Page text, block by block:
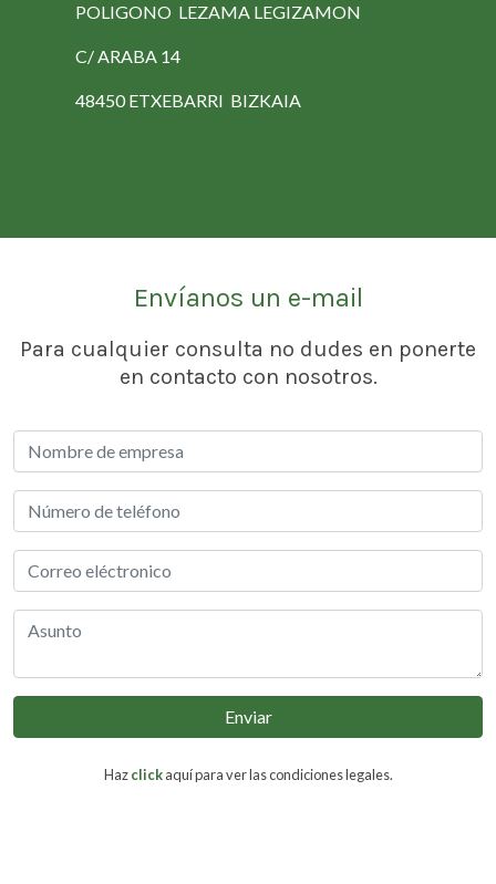
POLIGONO LEZAMA LEGIZAMON
C/ ARABA 14
48450 ETXEBARRI BIZKAIA
Envíanos un e-mail
Para cualquier consulta no dudes en ponerte
en contacto con nosotros.
Enviar
Hazclickaquí para ver las condiciones legales.